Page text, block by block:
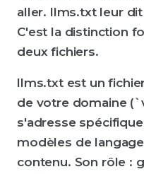
aller. llms.txt leur dit
C'est la distinction
deux fichiers.
llms.txt est un
de votre domaine
s'adresse
modèles de
contenu. Son rôle :